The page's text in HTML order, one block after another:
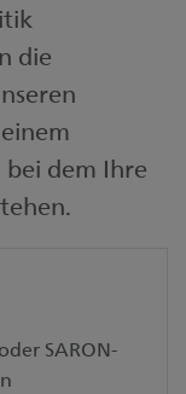
die
dem Ihre
SARON-